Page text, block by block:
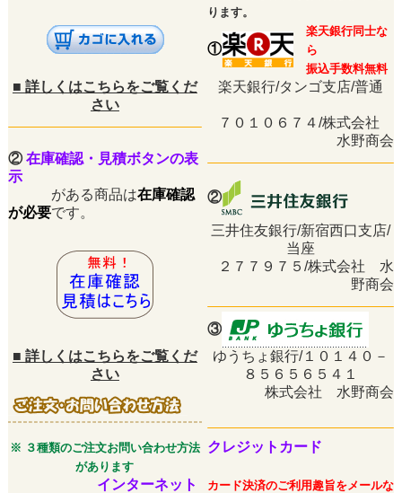
ります。
①
楽天銀行同士な
ら
振込手数料無料
■ 詳しくはこちらをご覧くだ
さい
楽天銀行/タンゴ支店/普通
７０１０６７４/株式会社
水野商会
②在庫確認・見積ボタンの表
示
がある商品は在庫確認
が必要です。
②
三井住友銀行/新宿西口支店/
当座
２７７９７５/株式会社 水
野商会
③
■ 詳しくはこちらをご覧くだ
さい
ゆうちょ銀行/１０１４０－
８５６５６５４１
株式会社 水野商会
※ ３種類のご注文お問い合わせ方法
があります
クレジットカード
インターネット
カード決済のご利用趣旨をメールな